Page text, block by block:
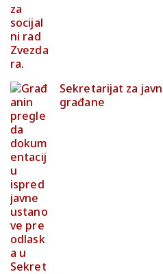
Sekretarijat za
građane